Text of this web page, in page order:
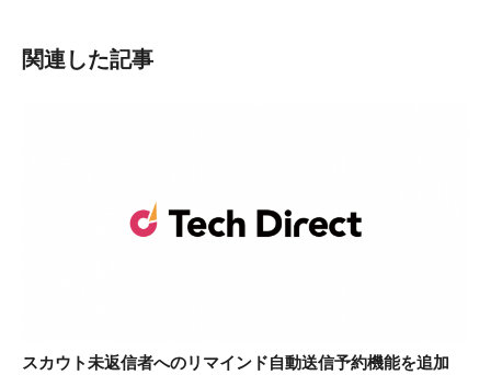
関連した記事
スカウト未返信者へのリマインド自動送信予約機能を追加